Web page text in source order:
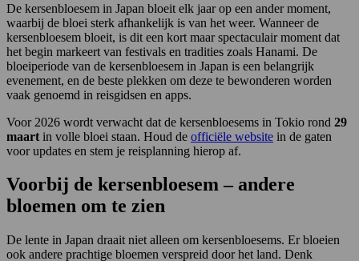
De kersenbloesem in Japan bloeit elk jaar op een ander moment,
waarbij de bloei sterk afhankelijk is van het weer. Wanneer de
kersenbloesem bloeit, is dit een kort maar spectaculair moment dat
het begin markeert van festivals en tradities zoals Hanami. De
bloeiperiode van de kersenbloesem in Japan is een belangrijk
evenement, en de beste plekken om deze te bewonderen worden
vaak genoemd in reisgidsen en apps.
Voor 2026 wordt verwacht dat de kersenbloesems in Tokio rond 29
maart in volle bloei staan. Houd de officiële website in de gaten
voor updates en stem je reisplanning hierop af.
Voorbij de kersenbloesem – andere
bloemen om te zien
De lente in Japan draait niet alleen om kersenbloesems. Er bloeien
ook andere prachtige bloemen verspreid door het land. Denk